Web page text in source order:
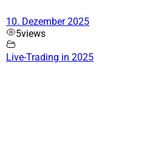
10. Dezember 2025
5views
Live-Trading in 2025